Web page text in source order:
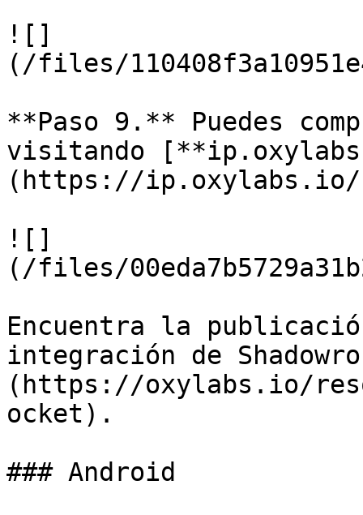
![]
(/files/
**Paso 9.** Puedes
visitando
(https://
![]
(/files/
Encuentra la
integración de
(https://oxylabs.io/
ocket).
### Android